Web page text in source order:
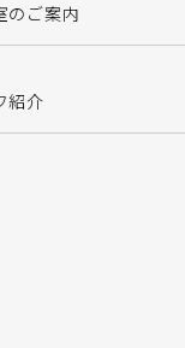
のご案内
紹介